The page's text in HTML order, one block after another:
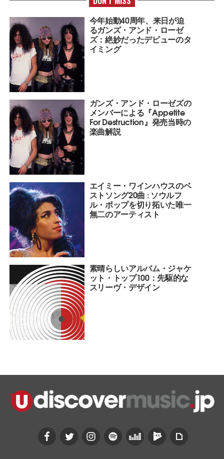
今年始動40周年、来日が迫
るガンズ・アンド・ローゼ
ズ：絶妙だったデビューのタ
イミング
ガンズ・アンド・ローゼズの
メンバーによる『Appetite
For Destruction』発売当時の
楽曲解説
エイミー・ワインハウスのベ
ストソング20曲 : ソウルフ
ル・ポップを切り拓いた唯一
無二のアーティスト
素晴らしいアルバム・ジャケ
ット・トップ100：先駆的な
スリーヴ・デザイン